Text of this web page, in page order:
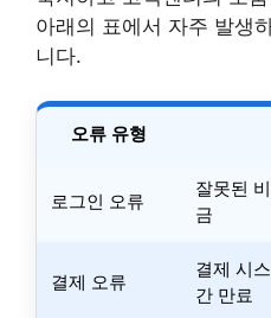
아래의 표에서 자주 발생
니다.
오류 유형
로그인 오류
잘못된
금
결제 오류
결제 시
간 만료